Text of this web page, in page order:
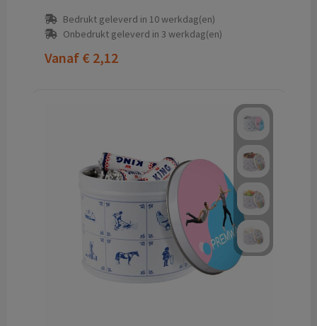
Bedrukt geleverd in 10 werkdag(en)
Onbedrukt geleverd in 3 werkdag(en)
Vanaf € 2,12